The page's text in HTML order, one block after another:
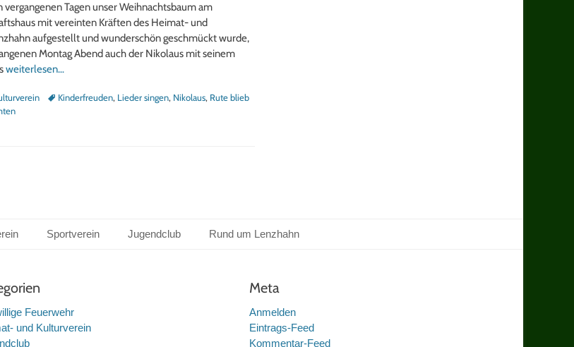
vergangenen Tagen unser Weihnachtsbaum am
mit vereinten Kräften des Heimat- und
aufgestellt und wunderschön geschmückt wurde,
Montag Abend auch der Nikolaus mit seinem
weiterlesen…
Schlagworte
Kinderfreuden, Lieder singen, Nikolaus, Rute blieb
Sportverein Jugendclub Rund um Lenzhahn
Feuerwehr
und Kulturverein
Meta
Anmelden
Eintrags-Feed
Kommentar-Feed